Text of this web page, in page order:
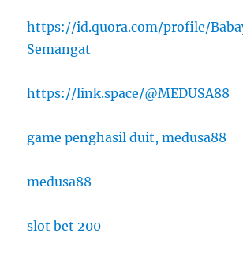
https://id.quora.com/profile/
Semangat
https://link.space/@MEDUSA88
game penghasil duit, medusa88
medusa88
slot bet 200